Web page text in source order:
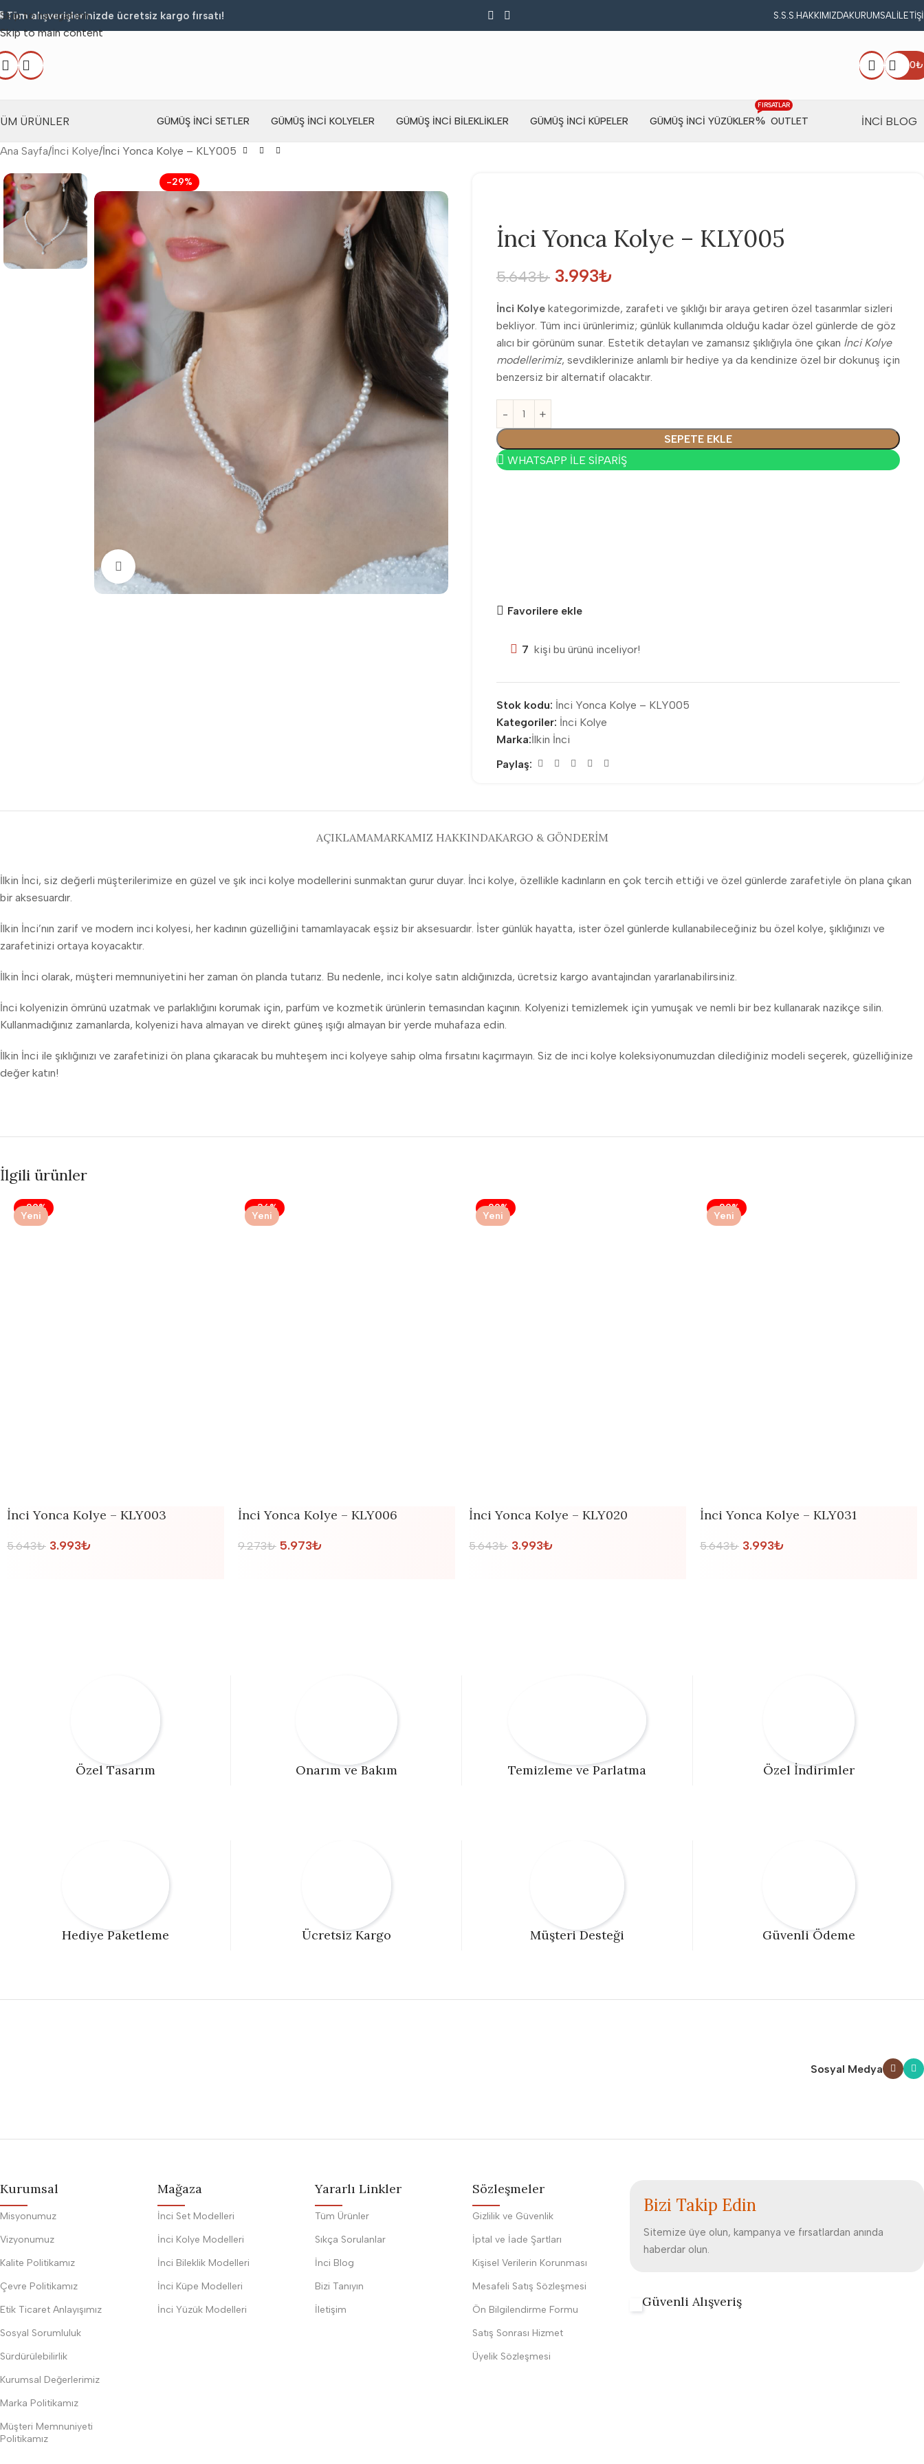
Skip to navigation
Skip to main content
Tüm alışverişlerinizde ücretsiz kargo fırsatı! S.S.S. HAKKIMIZDAKURUMSAL
0₺
ÜRÜNLER GÜMÜŞ İNCI SETLER GÜMÜŞ İNCI KOLYELER GÜMÜŞ İNCI BILEKLIKLER GÜMÜŞ İNCI KÜPELER GÜMÜŞ İNCI YÜZÜKLER OUTLET
FIRSATLAR
İNCİ BLOG
Ana Sayfa İnci Kolye İnci Yonca Kolye – KLY005
-29%
Büyütmek için tıklayın
İnci Yonca Kolye – KLY005
5.643₺ 3.993₺
İnci Kolye kategorimizde, zarafeti ve şıklığı bir araya getiren özel tasarımlar sizleri
bekliyor. Tüm inci ürünlerimiz; günlük kullanımda olduğu kadar özel günlerde de göz
alıcı bir görünüm sunar. Estetik detayları ve zamansız şıklığıyla öne çıkan İnci Kolye
modellerimiz, sevdiklerinize anlamlı bir hediye ya da kendinize özel bir dokunuş için
benzersiz bir alternatif olacaktır.
SEPETE EKLE
WHATSAPP İLE SİPARİŞ
Favorilere ekle
7 kişi bu ürünü inceliyor!
Stok kodu: İnci Yonca Kolye – KLY005
Kategoriler: İnci Kolye
Marka:İlkin İnci
Paylaş:
AÇIKLAMAMARKAMIZ HAKKINDAKARGO & GÖNDERIM
İlkin İnci, siz değerli müşterilerimize en güzel ve şık inci kolye modellerini sunmaktan gurur duyar. İnci kolye, özellikle kadınların en çok tercih ettiği ve özel günlerde zarafetiyle ön plana çıkan
bir aksesuardır.
İlkin İnci’nın zarif ve modern inci kolyesi, her kadının güzelliğini tamamlayacak eşsiz bir aksesuardır. İster günlük hayatta, ister özel günlerde kullanabileceğiniz bu özel kolye, şıklığınızı ve
zarafetinizi ortaya koyacaktır.
İlkin İnci olarak, müşteri memnuniyetini her zaman ön planda tutarız. Bu nedenle, inci kolye satın aldığınızda, ücretsiz kargo avantajından yararlanabilirsiniz.
İnci kolyenizin ömrünü uzatmak ve parlaklığını korumak için, parfüm ve kozmetik ürünlerin temasından kaçının. Kolyenizi temizlemek için yumuşak ve nemli bir bez kullanarak nazikçe silin.
Kullanmadığınız zamanlarda, kolyenizi hava almayan ve direkt güneş ışığı almayan bir yerde muhafaza edin.
İlkin İnci ile şıklığınızı ve zarafetinizi ön plana çıkaracak bu muhteşem inci kolyeye sahip olma fırsatını kaçırmayın. Siz de inci kolye koleksiyonumuzdan dilediğiniz modeli seçerek, güzelliğinize
değer katın!
İlgili ürünler
-29%
Yeni
İnci Yonca Kolye – KLY003
5.643₺ 3.993₺
-36%
Yeni
İnci Yonca Kolye – KLY006
9.273₺ 5.973₺
-29%
Yeni
İnci Yonca Kolye – KLY020
5.643₺ 3.993₺
-29%
Yeni
İnci Yonca Kolye – KLY031
5.643₺ 3.993₺
Özel Tasarım Onarım ve Bakım Temizleme ve Parlatma Özel İndirimler
Hediye Paketleme Ücretsiz Kargo Müşteri Desteği Güvenli Ödeme
Sosyal Medya
Kurumsal
Misyonumuz
Vizyonumuz
Kalite Politikamız
Çevre Politikamız
Etik Ticaret Anlayışımız
Sosyal Sorumluluk
Sürdürülebilirlik
Kurumsal Değerlerimiz
Marka Politikamız
Müşteri Memnuniyeti
Politikamız
Mağaza
İnci Set Modelleri
İnci Kolye Modelleri
İnci Bileklik Modelleri
İnci Küpe Modelleri
İnci Yüzük Modelleri
Yararlı Linkler
Tüm Ürünler
Sıkça Sorulanlar
İnci Blog
Bizi Tanıyın
İletişim
Sözleşmeler
Gizlilik ve Güvenlik
İptal ve İade Şartları
Kişisel Verilerin Korunması
Mesafeli Satış Sözleşmesi
Ön Bilgilendirme Formu
Satış Sonrası Hizmet
Üyelik Sözleşmesi
Bizi Takip Edin
Sitemize üye olun, kampanya ve fırsatlardan anında
haberdar olun.
Güvenli Alışveriş